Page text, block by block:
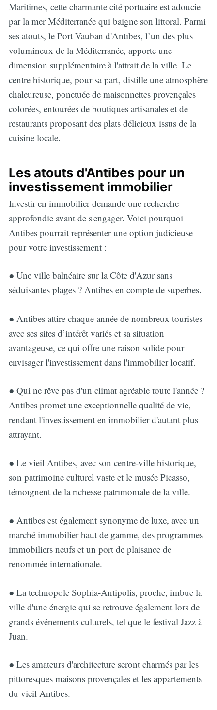
Maritimes, cette charmante cité portuaire est adoucie
par la mer Méditerranée qui baigne son littoral. Parmi
ses atouts, le Port Vauban d'Antibes, l’un des plus
volumineux de la Méditerranée, apporte une
dimension supplémentaire à l'attrait de la ville. Le
centre historique, pour sa part, distille une atmosphère
chaleureuse, ponctuée de maisonnettes provençales
colorées, entourées de boutiques artisanales et de
restaurants proposant des plats délicieux issus de la
cuisine locale.
Les atouts d'Antibes pour un
investissement immobilier
Investir en immobilier demande une recherche
approfondie avant de s'engager. Voici pourquoi
Antibes pourrait représenter une option judicieuse
pour votre investissement :
● Une ville balnéaire sur la Côte d'Azur sans
séduisantes plages ? Antibes en compte de superbes.
● Antibes attire chaque année de nombreux touristes
avec ses sites d’intérêt variés et sa situation
avantageuse, ce qui offre une raison solide pour
envisager l'investissement dans l'immobilier locatif.
● Qui ne rêve pas d'un climat agréable toute l'année ?
Antibes promet une exceptionnelle qualité de vie,
rendant l'investissement en immobilier d'autant plus
attrayant.
● Le vieil Antibes, avec son centre-ville historique,
son patrimoine culturel vaste et le musée Picasso,
témoignent de la richesse patrimoniale de la ville.
● Antibes est également synonyme de luxe, avec un
marché immobilier haut de gamme, des programmes
immobiliers neufs et un port de plaisance de
renommée internationale.
● La technopole Sophia-Antipolis, proche, imbue la
ville d'une énergie qui se retrouve également lors de
grands événements culturels, tel que le festival Jazz à
Juan.
● Les amateurs d'architecture seront charmés par les
pittoresques maisons provençales et les appartements
du vieil Antibes.